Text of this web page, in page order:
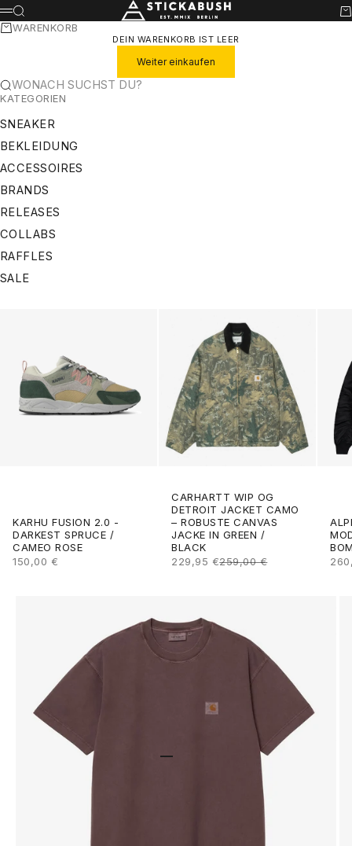
ZUM INHALT SPRINGEN STICKABUSH
MENÜ
SUCHE
WARENKORB
DEIN WARENKORB IST LEER
Weiter einkaufen
WONACH SUCHST DU?
KATEGORIEN
SNEAKER
BEKLEIDUNG
ACCESSOIRES
BRANDS
RELEASES
COLLABS
RAFFLES
SALE
KARHU FUSION 2.0 -
DARKEST SPRUCE /
CAMEO ROSE
ANGEBOT
150,00 €
CARHARTT WIP OG
DETROIT JACKET CAMO
– ROBUSTE CANVAS
JACKE IN GREEN /
BLACK
ANGEBOT
229,95 €REGULÄRER PREIS
259,00 €
GEHE ZU ELEMENT 2
GEHE ZU ELEMENT 3
GEHE ZU ELEMENT 4